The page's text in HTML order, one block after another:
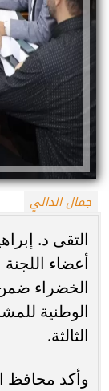
جمال الدالي
التقى د.
أعضاء
الخضراء
الوطنية
الثالثة.
وأكد محافظ